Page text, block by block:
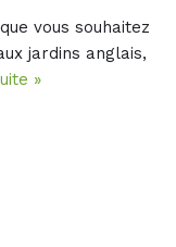
vous souhaitez
jardins anglais,
»